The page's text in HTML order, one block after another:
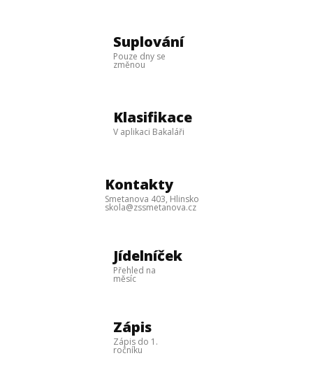
Suplování
Pouze dny se
změnou
Klasifikace
V aplikaci Bakaláři
Kontakty
Smetanova 403, Hlinsko
skola@zssmetanova.cz
Jídelníček
Přehled na
měsíc
Zápis
Zápis do 1.
ročníku